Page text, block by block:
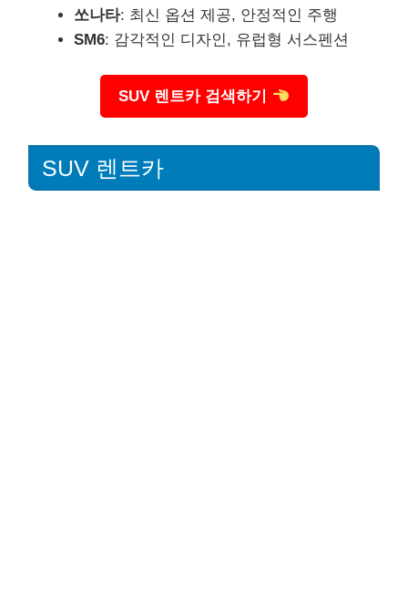
쏘나타: 최신 옵션 제공, 안정적인 주행
SM6: 감각적인 디자인, 유럽형 서스펜션
SUV 렌트카 검색하기
SUV 렌트카